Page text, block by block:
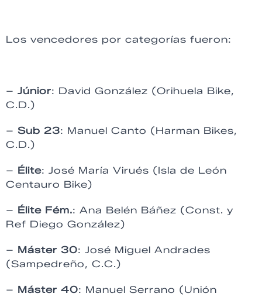
Los vencedores por categorías fueron:
– Júnior: David González (Orihuela Bike,
C.D.)
– Sub 23: Manuel Canto (Harman Bikes,
C.D.)
– Élite: José María Virués (Isla de León
Centauro Bike)
– Élite Fém.: Ana Belén Báñez (Const. y
Ref Diego González)
– Máster 30: José Miguel Andrades
(Sampedreño, C.C.)
– Máster 40: Manuel Serrano (Unión